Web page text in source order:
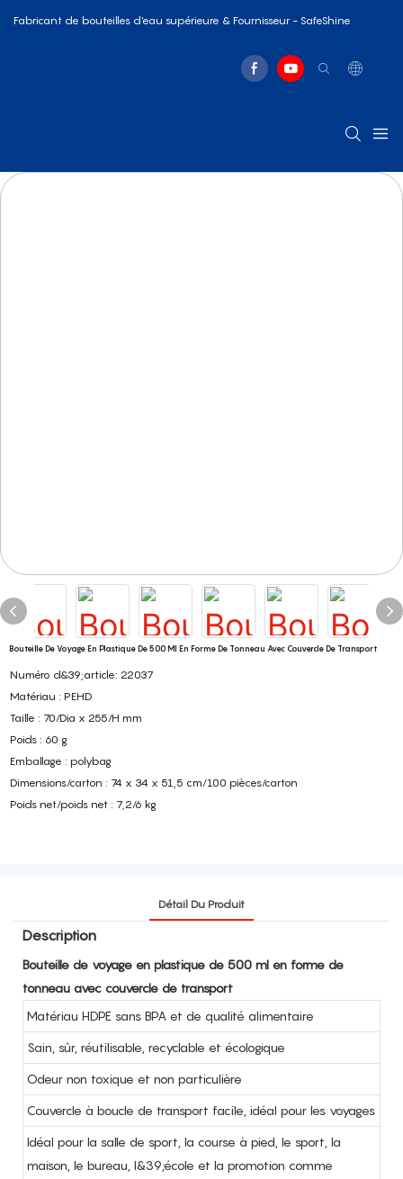
Fabricant de bouteilles d'eau supérieure & Fournisseur - SafeShine
Bouteille De Voyage En Plastique De 500 Ml En Forme De Tonneau Avec Couvercle De Transport
Numéro d&39;article: 22037
Matériau : PEHD
Taille : 70/Dia x 255/H mm
Poids : 60 g
Emballage : polybag
Dimensions/carton : 74 x 34 x 51,5 cm/100 pièces/carton
Poids net/poids net : 7,2/6 kg
Détail Du Produit
Description
Bouteille de voyage en plastique de 500 ml en forme de
tonneau avec couvercle de transport
Matériau HDPE sans BPA et de qualité alimentaire
Sain, sûr, réutilisable, recyclable et écologique
Odeur non toxique et non particulière
Couvercle à boucle de transport facile, idéal pour les voyages
Idéal pour la salle de sport, la course à pied, le sport, la
maison, le bureau, l&39;école et la promotion comme